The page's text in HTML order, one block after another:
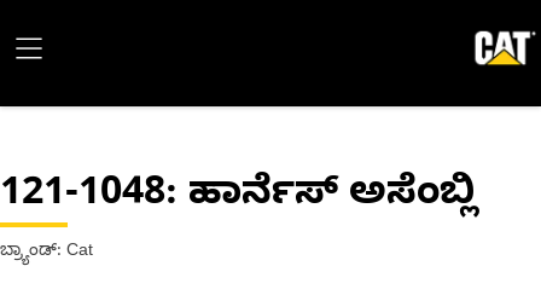
121-1048: ಹಾರ್ನೆಸ್ ಅಸೆಂಬ್ಲಿ
ಬ್ರ್ಯಾಂಡ್: Cat